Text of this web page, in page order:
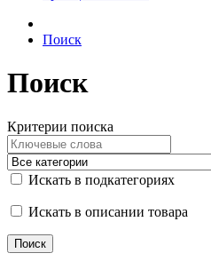
Поиск
Поиск
Критерии поиска
Искать в подкатегориях
Искать в описании товара